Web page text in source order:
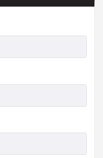
à moins de 10 minutes
que Terra Mítica et
médicaux et des